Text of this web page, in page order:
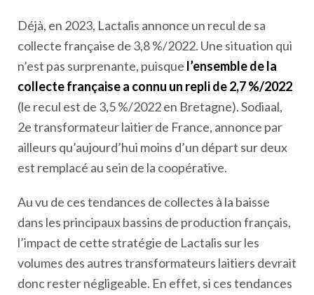
Déjà, en 2023, Lactalis annonce un recul de sa
collecte française de 3,8 %/2022. Une situation qui
n’est pas surprenante, puisque l’ensemble de la
collecte française a connu un repli de 2,7 %/2022
(le recul est de 3,5 %/2022 en Bretagne). Sodiaal,
2etransformateur laitier de France, annonce par
ailleurs qu’aujourd’hui moins d’un départ sur deux
est remplacé au sein de la coopérative.
Au vu de ces tendances de collectes à la baisse
dans les principaux bassins de production français,
l’impact de cette stratégie de Lactalis sur les
volumes des autres transformateurs laitiers devrait
donc rester négligeable. En effet, si ces tendances